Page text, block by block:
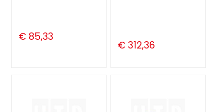
€ 85,33
€ 312,36